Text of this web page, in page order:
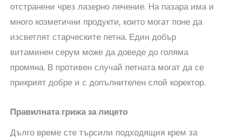
отстранени чрез лазерно лечение. На пазара има и
много козметични продукти, които могат поне да
изсветлят старческите петна. Един добър
витаминен серум може да доведе до голяма
промяна. В противен случай петната могат да се
прикрият добре и с допълнителен слой коректор.
Правилната грижа за лицето
Дълго време сте търсили подходящия крем за